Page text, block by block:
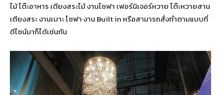
ไม้ โต๊ะอาหาร เตียงสระไม้ งานโซฟา เฟอร์นิเจอร์หวาย โต๊ะหวายสาน
เตียงสระ งานเบาะ โซฟา งาน Built in หรือสามารถสั่งทำตามแบบที่
ดีไซน์มาก็ได้เช่นกัน